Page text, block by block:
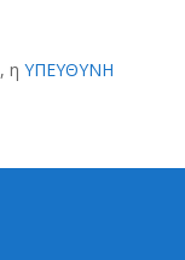
, η ΥΠΕΥΘΥΝΗ